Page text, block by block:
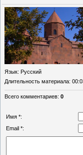
Язык: Русский
Длительность материала:
Всего комментариев: 0
Имя *:
Email *: